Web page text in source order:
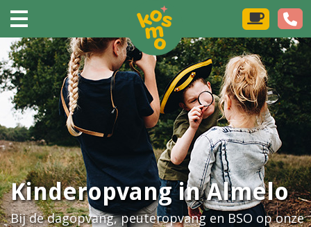
Kinderopvang in Almelo
Bij de dagopvang, peuteropvang en BSO op onze